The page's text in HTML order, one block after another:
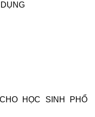
HỌC SINH PHỔ